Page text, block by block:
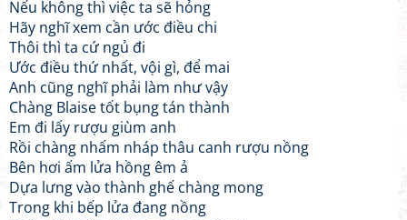
Nếu không thì việc ta sẽ hỏng
Hãy nghĩ xem cần ước điều chi
Thôi thì ta cứ ngủ đi
Ước điều thứ nhất, vội gì, để mai
Anh cũng nghĩ phải làm như vậy
Chàng Blaise tốt bụng tán thành
Em đi lấy rượu giùm anh
Rồi chàng nhấm nháp thâu canh rượu nồng
Bên hơi ấm lửa hồng êm ả
Dựa lưng vào thành ghế chàng mong
Trong khi bếp lửa đang nồng